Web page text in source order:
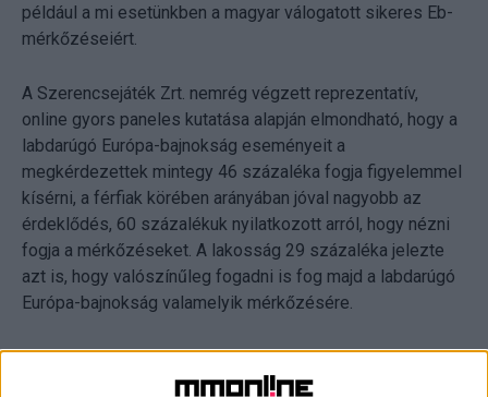
például a mi esetünkben a magyar válogatott sikeres Eb-
mérkőzéseiért.
A Szerencsejáték Zrt. nemrég végzett reprezentatív,
online gyors paneles kutatása alapján elmondható, hogy a
labdarúgó Európa-bajnokság eseményeit a
megkérdezettek mintegy 46 százaléka fogja figyelemmel
kísérni, a férfiak körében arányában jóval nagyobb az
érdeklődés, 60 százalékuk nyilatkozott arról, hogy nézni
fogja a mérkőzéseket. A lakosság 29 százaléka jelezte
azt is, hogy valószínűleg fogadni is fog majd a labdarúgó
Európa-bajnokság valamelyik mérkőzésére.
Hazánkban az izgalom igencsak felfokozott, hiszen a
magyar csapat is játszik a labdarúgó Európa-bajnokság